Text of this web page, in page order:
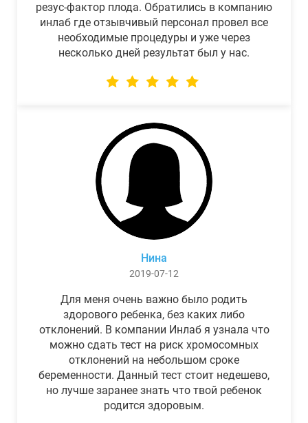
резус-фактор плода. Обратились в компанию
инлаб где отзывчивый персонал провел все
необходимые процедуры и уже через
несколько дней результат был у нас.
Нина
2019-07-12
Для меня очень важно было родить
здорового ребенка, без каких либо
отклонений. В компании Инлаб я узнала что
можно сдать тест на риск хромосомных
отклонений на небольшом сроке
беременности. Данный тест стоит недешево,
но лучше заранее знать что твой ребенок
родится здоровым.